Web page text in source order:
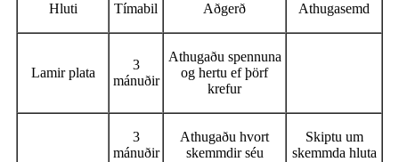
Hluti Tímabil Aðgerð Athugasemd
Lamir plata
3
mánuðir
Athugaðu spennuna
og hertu ef þörf
krefur
3
mánuðir
Athugaðu hvort
skemmdir séu
Skiptu um
skemmda hluta